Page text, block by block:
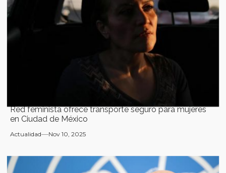
Red feminista ofrece transporte seguro para mujeres
en Ciudad de México
Actualidad Nov 10, 2025